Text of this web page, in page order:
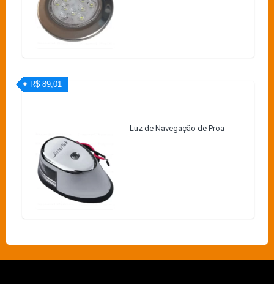
Luz de Navegação de Proa
R$ 89,01